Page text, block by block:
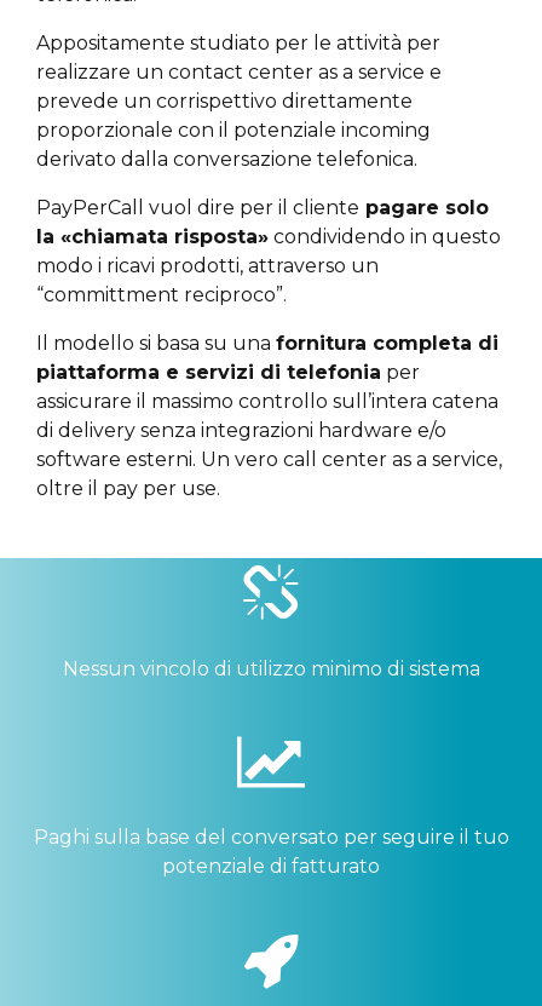
Appositamente studiato per le attività per
realizzare un contact center as a service e
prevede un corrispettivo direttamente
proporzionale con il potenziale incoming
derivato dalla conversazione telefonica.
PayPerCall vuol dire per il cliente pagare solo
la «chiamata risposta» condividendo in questo
modo i ricavi prodotti, attraverso un
“committment reciproco”.
Il modello si basa su una fornitura completa di
piattaforma e servizi di telefonia per
assicurare il massimo controllo sull’intera catena
di delivery senza integrazioni hardware e/o
software esterni. Un vero call center as a service,
oltre il pay per use.
Nessun vincolo di utilizzo minimo di sistema
Paghi sulla base del conversato per seguire il tuo
potenziale di fatturato